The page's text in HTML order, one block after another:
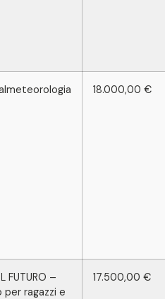
18.000,00 €
FUTURO –
per ragazzi e
17.500,00 €